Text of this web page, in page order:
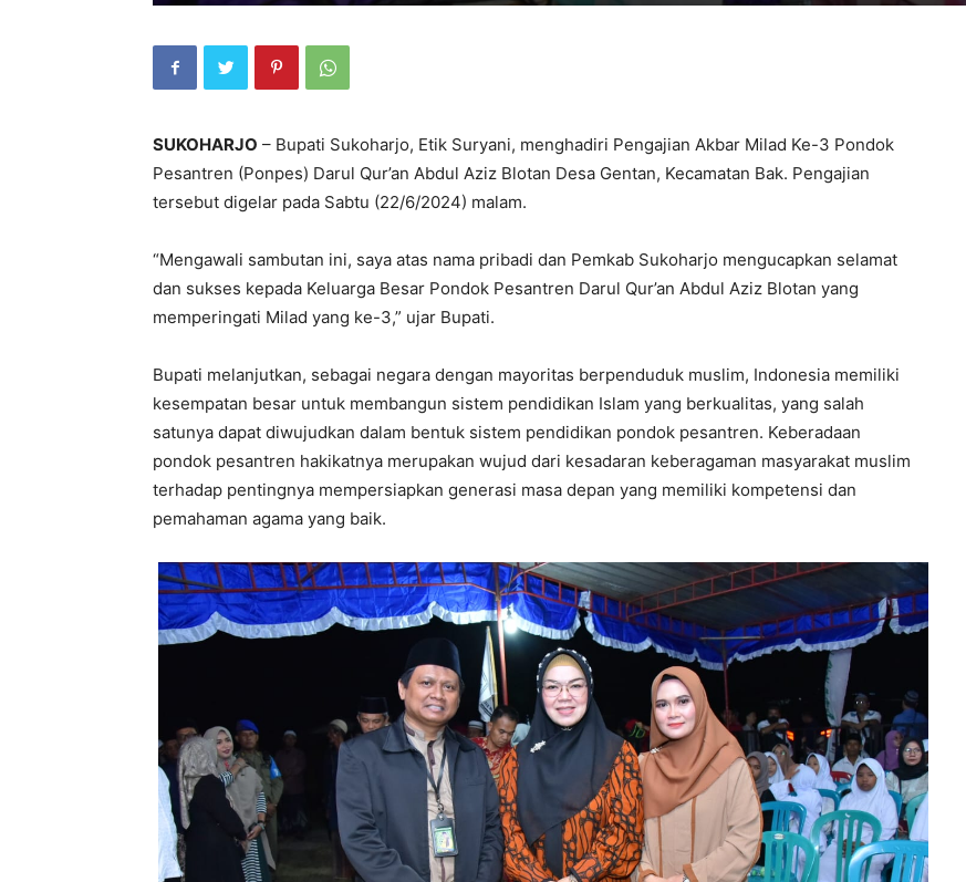
SUKOHARJO – Bupati Sukoharjo, Etik Suryani, menghadiri Pengajian Akbar Milad Ke-3 Pondok
Pesantren (Ponpes) Darul Qur’an Abdul Aziz Blotan Desa Gentan, Kecamatan Bak. Pengajian
tersebut digelar pada Sabtu (22/6/2024) malam.
“Mengawali sambutan ini, saya atas nama pribadi dan Pemkab Sukoharjo mengucapkan selamat
dan sukses kepada Keluarga Besar Pondok Pesantren Darul Qur’an Abdul Aziz Blotan yang
memperingati Milad yang ke-3,” ujar Bupati.
Bupati melanjutkan, sebagai negara dengan mayoritas berpenduduk muslim, Indonesia memiliki
kesempatan besar untuk membangun sistem pendidikan Islam yang berkualitas, yang salah
satunya dapat diwujudkan dalam bentuk sistem pendidikan pondok pesantren. Keberadaan
pondok pesantren hakikatnya merupakan wujud dari kesadaran keberagaman masyarakat muslim
terhadap pentingnya mempersiapkan generasi masa depan yang memiliki kompetensi dan
pemahaman agama yang baik.